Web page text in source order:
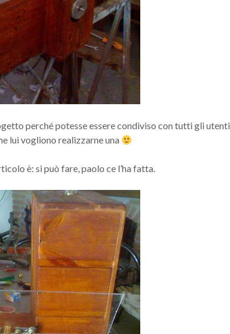
perché potesse essere condiviso con tutti gli utenti
lui vogliono realizzarne una
è: si può fare, paolo ce l’ha fatta.